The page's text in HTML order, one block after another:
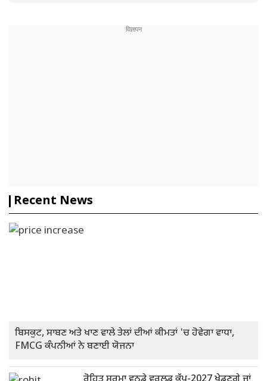
Recent News
ਬਿਸਕੁਟ, ਸਾਬਣ ਅਤੇ ਖਾਣ ਵਾਲੇ ਤੇਲਾਂ ਦੀਆਂ ਕੀਮਤਾਂ 'ਚ ਹੋਵੇਗਾ ਵਾਧਾ,
FMCG ਕੰਪਨੀਆਂ ਨੇ ਬਣਾਈ ਯੋਜਨਾ